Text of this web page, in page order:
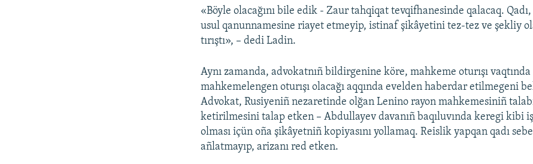
«Böyle olacağını bile edik - Zaur tahqiqat tevqifhanesinde qalacaq. Qadı,
usul qanunnamesine riayet etmeyip, istinaf şikâyetini tez-tez ve şekliy
tırıştı», – dedi Ladin.
Aynı zamanda, advokatnıñ bildirgenine köre, mahkeme oturışı vaqtında
mahkemelengen oturışı olacağı aqqında evelden haberdar etilmegeni
Advokat, Rusiyeniñ nezaretinde olğan Lenino rayon mahkemesiniñ
ketirilmesini talap etken – Abdullayev davanıñ baqıluvında keregi kibi
olması içün oña şikâyetniñ kopiyasını yollamaq. Reislik yapqan qadı
añlatmayıp, arizanı red etken.